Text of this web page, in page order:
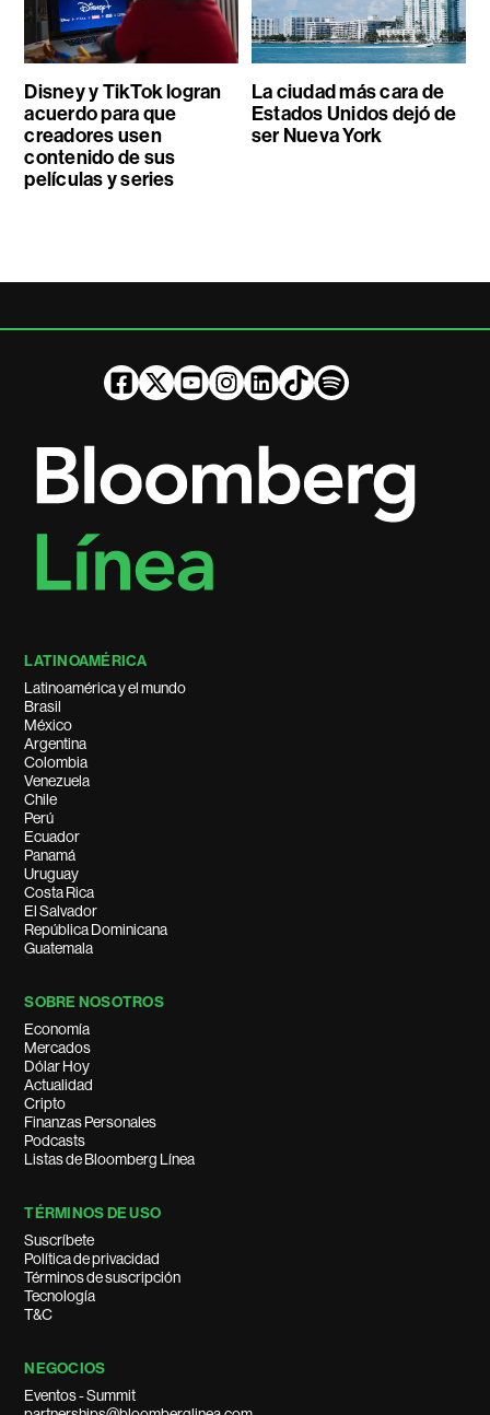
Disney y TikTok logran
acuerdo para que
creadores usen
contenido de sus
películas y series
La ciudad más cara de
Estados Unidos dejó de
ser Nueva York
LATINOAMÉRICA
Latinoamérica y el mundo
Brasil
México
Argentina
Colombia
Venezuela
Chile
Perú
Ecuador
Panamá
Uruguay
Costa Rica
El Salvador
República Dominicana
Guatemala
SOBRE NOSOTROS
Economía
Mercados
Dólar Hoy
Actualidad
Cripto
Finanzas Personales
Podcasts
Listas de Bloomberg Línea
TÉRMINOS DE USO
Suscríbete
Política de privacidad
Términos de suscripción
Tecnología
T&C
NEGOCIOS
Eventos - Summit